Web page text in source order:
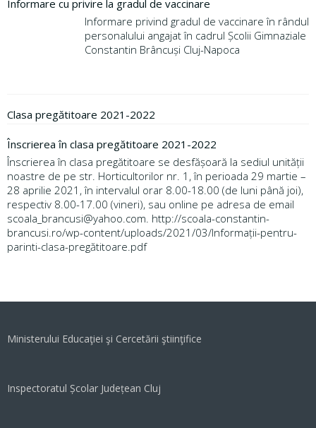
Informare cu privire la gradul de vaccinare
Informare privind gradul de vaccinare în rândul
personalului angajat în cadrul Școlii Gimnaziale
Constantin Brâncuși Cluj-Napoca
Clasa pregătitoare 2021-2022
Înscrierea în clasa pregătitoare 2021-2022
Înscrierea în clasa pregătitoare se desfășoară la sediul unității
noastre de pe str. Horticultorilor nr. 1, în perioada 29 martie –
28 aprilie 2021, în intervalul orar 8.00-18.00 (de luni până joi),
respectiv 8.00-17.00 (vineri), sau online pe adresa de email
scoala_brancusi@yahoo.com. http://scoala-constantin-
brancusi.ro/wp-content/uploads/2021/03/Informații-pentru-
parinti-clasa-pregătitoare.pdf
Ministerului Educaţiei şi Cercetării ştiinţifice
Inspectoratul Școlar Județean Cluj